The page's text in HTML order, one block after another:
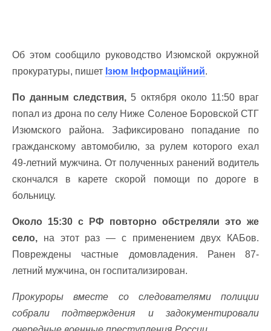
Об этом сообщило руководство Изюмской окружной
прокуратуры, пишет Ізюм Інформаційний.
По данным следствия, 5 октября около 11:50 враг
попал из дрона по селу Ниже Соленое Боровской СТГ
Изюмского района. Зафиксировано попадание по
гражданскому автомобилю, за рулем которого ехал
49-летний мужчина. От полученных ранений водитель
скончался в карете скорой помощи по дороге в
больницу.
Около 15:30 с РФ повторно обстреляли это же
село, на этот раз — с применением двух КАБов.
Повреждены частные домовладения. Ранен 87-
летний мужчина, он госпитализирован.
Прокуроры вместе со следователями полиции
собрали подтверждения и задокументировали